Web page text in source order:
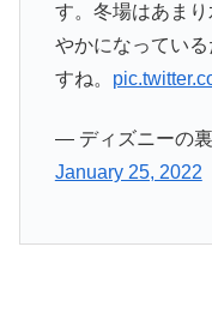
す。冬場はあま
やかになってい
すね。
— ディズニーの
January 25, 2022